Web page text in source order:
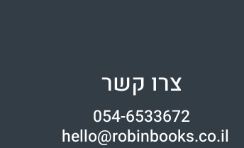
צרו קשר
054-6533672
hello@robinbooks.co.il